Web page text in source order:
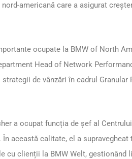
americană care a asigurat
ocupate la BMW of North
Head of Network
de vânzări în cadrul Granular
a ocupat funcția de șef al
această calitate, el a
cu clienții la BMW Welt, gestionând